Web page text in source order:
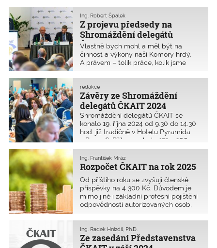
19. října v rámci Shromáždění
delegátů České komory
autorizovaných inženýrů a techniků
činných ve výstavbě (ČKAIT), která je
pořadatelem těchto tradičních cen.
Byla oceněna práce projektových
a realizačních týmů, které se
významně zasloužily o vznik 12 staveb
MMR a MPR.
Z projevu předsedy na
Shromáždění delegátů
ČKAIT
Ing. Robert Špalek
Vlastně bych mohl a měl být na
činnost a výkony naší Komory hrdý.
A právem – tolik práce, kolik jsme
všem, kteří se aktivně zapojují do
činnosti Komory!
Závěry ze Shromáždění
delegátů ČKAIT 2024
redakce
Shromáždění delegátů ČKAIT se
konalo 19. října 2024 od 9.30 do 14.30
hod. již tradičně v Hotelu Pyramida
v Praze 6. Přítomno bylo 173 z 200
nominovaných delegátů ze všech
oblastí. Usnesení Shromáždění
delegátů bylo schváleno 149 hlasy,
nikdo nebyl proti a nikdo se nezdržel.
Rozpočet ČKAIT na rok 2025
Ing. František Mráz
Od příštího roku se zvyšují členské
příspěvky na 4 300 Kč. Důvodem je
mimo jiné i základní profesní pojištění
odpovědnosti autorizovaných osob,
jehož limit bude nově zvýšen na
400 000 Kč ročně.
Ze zasedání Představenstva
Ing. Radek Hnízdil, Ph.D.